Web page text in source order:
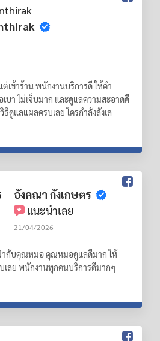
เข้าร้าน พนักงานบริการดี ให้คำ
บา ไม่เจ็บมาก และดูแลความสะอาดดี
ดูแลแผลครบเลย ใครกำลังลังเล
อังคณา กังเกษตร
แนะนำเลย
21/04/2026
ากับคุณหมอ คุณหมอดูแลดีมาก ให้
บเลย พนักงานทุกคนบริการดีมากๆ